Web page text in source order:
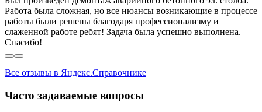
Работа была сложная, но все нюансы возникающие в процессе
работы были решены благодаря профессионализму и
слаженной работе ребят! Задача была успешно выполнена.
Спасибо!
Все отзывы в Яндекс.Справочнике
Часто задаваемые вопросы